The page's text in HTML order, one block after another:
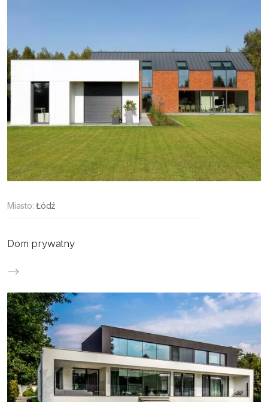
Miasto:Łódź
Dom prywatny